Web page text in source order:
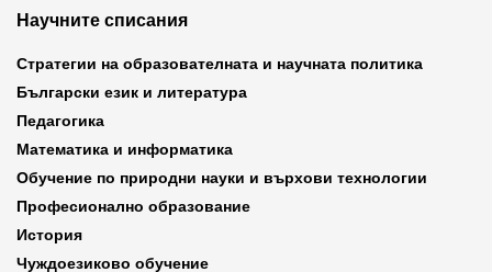
Научните списания
Стратегии на образователната и научната политика
Български език и литература
Педагогика
Математика и информатика
Обучение по природни науки и върхови технологии
Професионално образование
История
Чуждоезиково обучение